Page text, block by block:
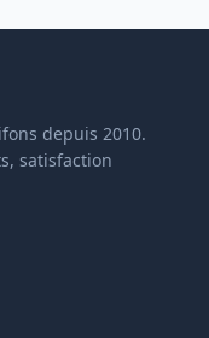
depuis 2010.
satisfaction